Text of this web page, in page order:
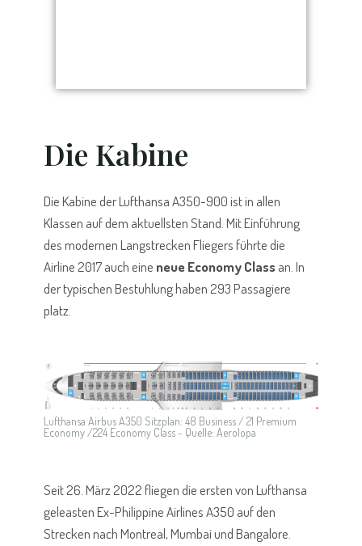
Die Kabine
Die Kabine der Lufthansa A350-900 ist in allen
Klassen auf dem aktuellsten Stand. Mit Einführung
des modernen Langstrecken Fliegers führte die
Airline 2017 auch eine neue Economy Classan. In
der typischen Bestuhlung haben 293 Passagiere
platz.
Lufthansa Airbus A350 Sitzplan: 48 Business / 21 Premium
Economy /224 Economy Class - Quelle: Aerolopa
Seit 26. März 2022 fliegen die ersten von Lufthansa
geleasten Ex-Philippine Airlines A350 auf den
Strecken nach Montreal, Mumbai und Bangalore.